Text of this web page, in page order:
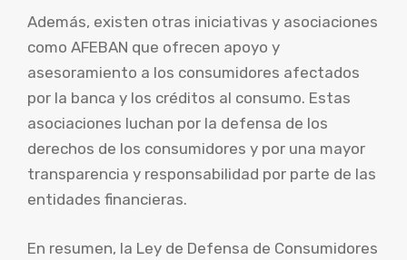
Además, existen otras iniciativas y asociaciones
como AFEBAN que ofrecen apoyo y
asesoramiento a los consumidores afectados
por la banca y los créditos al consumo. Estas
asociaciones luchan por la defensa de los
derechos de los consumidores y por una mayor
transparencia y responsabilidad por parte de las
entidades financieras.
En resumen, la Ley de Defensa de Consumidores